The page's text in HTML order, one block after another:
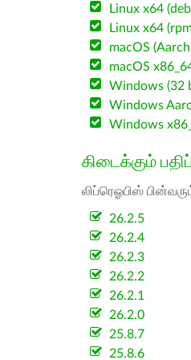
Linux x64
Linux x64
macOS
macOS
Windows (32
Windows
Windows
கிடைக்கும்
லிப்ரெஓபிஸ்
26.2.5
26.2.4
26.2.3
26.2.2
26.2.1
26.2.0
25.8.7
25.8.6